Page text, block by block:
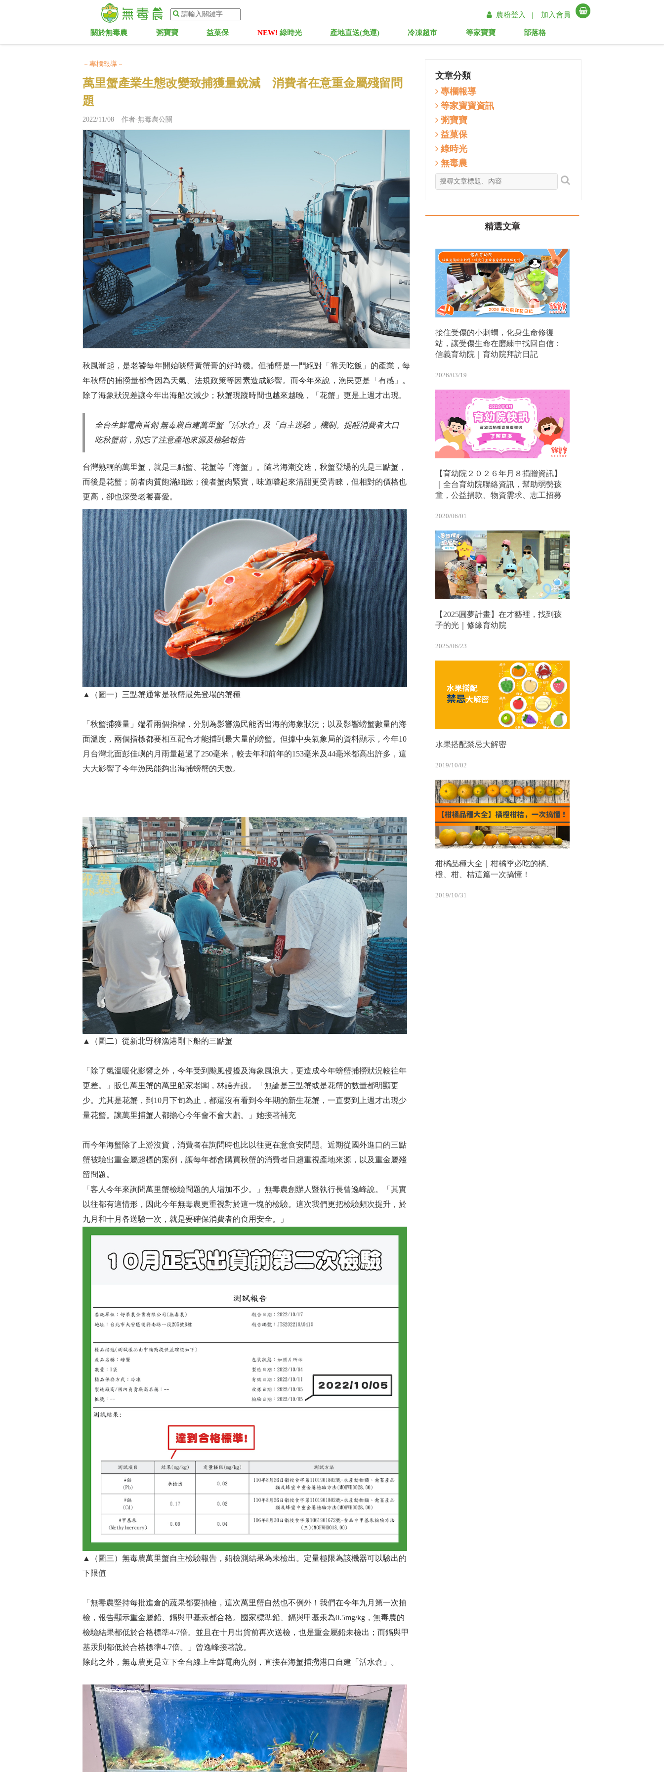
農粉登入 | 加入會員
關於無毒農 粥寶寶 益菓保 NEW! 綠時光 產地直送(免運) 冷凍超市 等家寶寶 部落格
－專欄報導－
萬里蟹產業生態改變致捕獲量銳減 消費者在意重金屬殘留問
題
2022/11/08 作者-無毒農公關
秋風漸起，是老饕每年開始啖蟹黃蟹膏的好時機。但捕蟹是一門絕對「靠天吃飯」的產業，每
年秋蟹的捕撈量都會因為天氣、法規政策等因素造成影響。而今年來說，漁民更是「有感」。
除了海象狀況差讓今年出海船次減少；秋蟹現蹤時間也越來越晚，「花蟹」更是上週才出現。
全台生鮮電商首創 無毒農自建萬里蟹「活水倉」及「自主送驗 」機制。提醒消費者大口
吃秋蟹前，別忘了注意產地來源及檢驗報告
台灣熟稱的萬里蟹，就是三點蟹、花蟹等「海蟹」。隨著海潮交迭，秋蟹登場的先是三點蟹，
而後是花蟹；前者肉質飽滿細緻；後者蟹肉緊實，味道嚐起來清甜更受青睞，但相對的價格也
更高，卻也深受老饕喜愛。
▲（圖一）三點蟹通常是秋蟹最先登場的蟹種
「秋蟹捕獲量」端看兩個指標，分別為影響漁民能否出海的海象狀況；以及影響螃蟹數量的海
面溫度，兩個指標都要相互配合才能捕到最大量的螃蟹。但據中央氣象局的資料顯示，今年10
月台灣北面彭佳嶼的月雨量超過了250毫米，較去年和前年的153毫米及44毫米都高出許多，這
大大影響了今年漁民能夠出海捕螃蟹的天數。
▲（圖二）從新北野柳漁港剛下船的三點蟹
「除了氣溫暖化影響之外，今年受到颱風侵擾及海象風浪大，更造成今年螃蟹捕撈狀況較往年
更差。」販售萬里蟹的萬里船家老闆，林讌卉說。「無論是三點蟹或是花蟹的數量都明顯更
少。尤其是花蟹，到10月下旬為止，都還沒有看到今年期的新生花蟹，一直要到上週才出現少
量花蟹。讓萬里捕蟹人都擔心今年會不會大虧。」她接著補充
而今年海蟹除了上游沒貨，消費者在詢問時也比以往更在意食安問題。近期從國外進口的三點
蟹被驗出重金屬超標的案例，讓每年都會購買秋蟹的消費者日趨重視產地來源，以及重金屬殘
留問題。
「客人今年來詢問萬里蟹檢驗問題的人增加不少。」無毒農創辦人暨執行長曾逸峰說。「其實
以往都有這情形，因此今年無毒農更重視對於這一塊的檢驗。這次我們更把檢驗頻次提升，於
九月和十月各送驗一次，就是要確保消費者的食用安全。」
▲（圖三）無毒農萬里蟹自主檢驗報告，鉛檢測結果為未檢出。定量極限為該機器可以驗出的
下限值
「無毒農堅持每批進倉的蔬果都要抽檢，這次萬里蟹自然也不例外！我們在今年九月第一次抽
檢，報告顯示重金屬鉛、鎘與甲基汞都合格。國家標準鉛、鎘與甲基汞為0.5mg/kg，無毒農的
檢驗結果都低於合格標準4-7倍。並且在十月出貨前再次送檢，也是重金屬鉛未檢出；而鎘與甲
基汞則都低於合格標準4-7倍。」曾逸峰接著說。
除此之外，無毒農更是立下全台線上生鮮電商先例，直接在海蟹捕撈港口自建「活水倉」。
文章分類
專欄報導
等家寶寶資訊
粥寶寶
益菓保
綠時光
無毒農
精選文章
接住受傷的小刺蝟，化身生命修復
站，讓受傷生命在磨練中找回自信：
信義育幼院｜育幼院拜訪日記
2026/03/19
【育幼院２０２６年月８捐贈資訊】
｜全台育幼院聯絡資訊，幫助弱勢孩
童，公益捐款、物資需求、志工招募
2020/06/01
【2025圓夢計畫】在才藝裡，找到孩
子的光｜修緣育幼院
2025/06/23
水果搭配禁忌大解密
2019/10/02
柑橘品種大全｜柑橘季必吃的橘、
橙、柑、桔這篇一次搞懂！
2019/10/31